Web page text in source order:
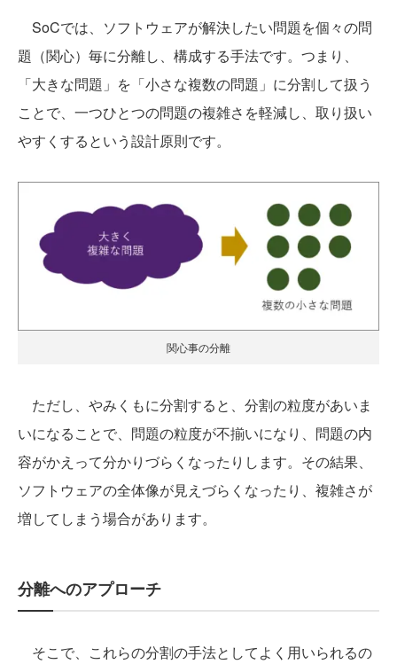
SoCでは、ソフトウェアが解決したい問題を個々の問
題（関心）毎に分離し、構成する手法です。つまり、
「大きな問題」を「小さな複数の問題」に分割して扱う
ことで、一つひとつの問題の複雑さを軽減し、取り扱い
やすくするという設計原則です。
関心事の分離
ただし、やみくもに分割すると、分割の粒度があいま
いになることで、問題の粒度が不揃いになり、問題の内
容がかえって分かりづらくなったりします。その結果、
ソフトウェアの全体像が見えづらくなったり、複雑さが
増してしまう場合があります。
分離へのアプローチ
そこで、これらの分割の手法としてよく用いられるの